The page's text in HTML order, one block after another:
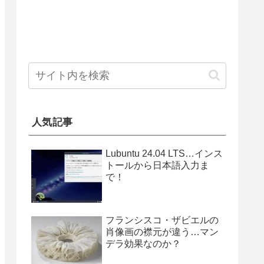
人気記事
Lubuntu 24.04 LTS…インス
トールから日本語入力ま
で！
フランシスコ・ザビエルの
肖像画の襟元が違う…マン
デラ効果なのか？